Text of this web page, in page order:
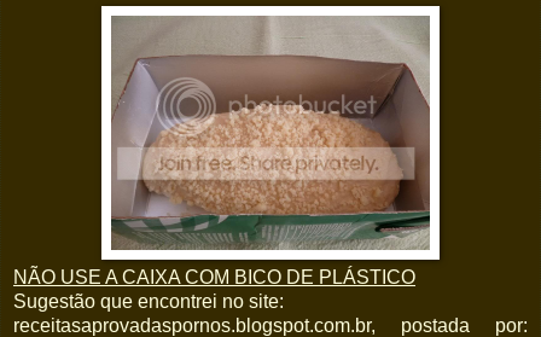
NÃO USE A CAIXA COM BICO DE PLÁSTICO
Sugestão que encontrei no site:
receitasaprovadaspornos.blogspot.com.br, postada por: